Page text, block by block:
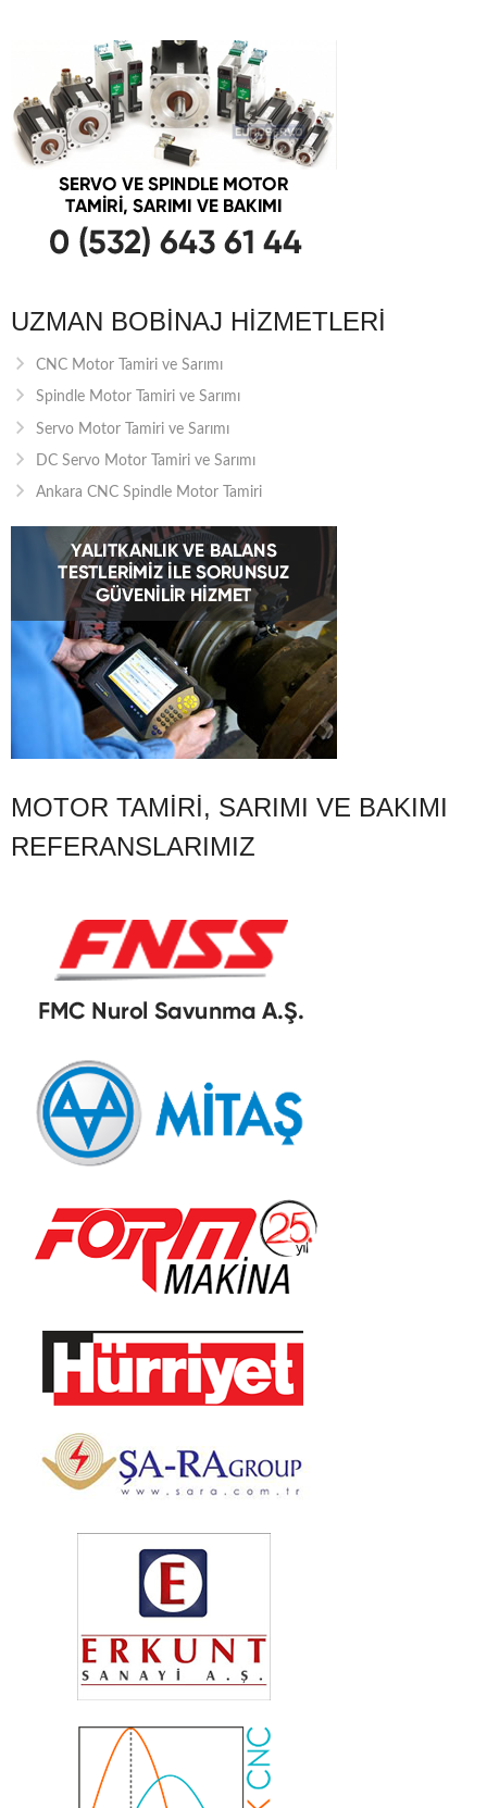
NAVIGATION
UZMAN BOBINAJ HIZMETLERI
CNC Motor Tamiri ve Sarımı
Spindle Motor Tamiri ve Sarımı
Servo Motor Tamiri ve Sarımı
DC Servo Motor Tamiri ve Sarımı
Ankara CNC Spindle Motor Tamiri
MOTOR TAMIRI, SARIMI VE BAKIMI
REFERANSLARIMIZ